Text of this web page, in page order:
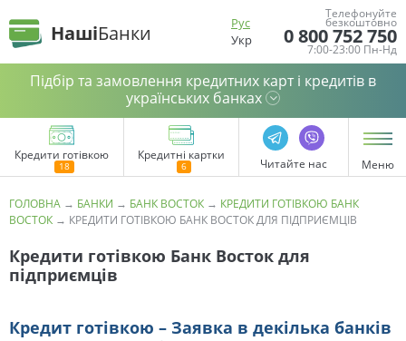
НашіБанки
Рус
Укр
Телефонуйте
безкоштовно
0 800 752 750
7:00-23:00 Пн-Нд
Підбір та замовлення кредитних карт і кредитів в
українських банках
Кредити готівкою Кредитні картки
Читайте нас Меню
ГОЛОВНА → БАНКИ → БАНК ВОСТОК → КРЕДИТИ ГОТІВКОЮ БАНК
ВОСТОК → КРЕДИТИ ГОТІВКОЮ БАНК ВОСТОК ДЛЯ ПІДПРИЄМЦІВ
Кредити готівкою Банк Восток для
підприємців
Кредит готівкою – Заявка в декілька банків